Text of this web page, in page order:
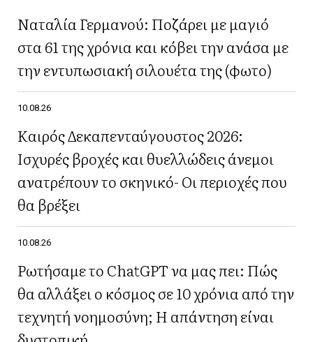
Ναταλία Γερμανού: Ποζάρει με μαγιό
στα 61 της χρόνια και κόβει την ανάσα με
την εντυπωσιακή σιλουέτα της (φωτο)
10.08.26
Καιρός Δεκαπενταύγουστος 2026:
Ισχυρές βροχές και θυελλώδεις άνεμοι
ανατρέπουν το σκηνικό- Οι περιοχές που
θα βρέξει
10.08.26
Ρωτήσαμε το ChatGPT να μας πει: Πώς
θα αλλάξει ο κόσμος σε 10 χρόνια από την
τεχνητή νοημοσύνη; Η απάντηση είναι